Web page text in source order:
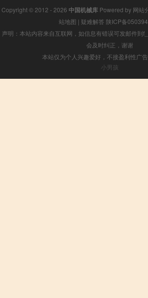
Copyright © 2012 - 2026 中国机械库 Powered by 网站
站地图 | 疑难解答 陕ICP备
声明：本站内容来自互联网，如信息有错误可发邮件到
会及时纠正，谢谢
本站仅为个人兴趣爱好，不接盈利性广
小男孩